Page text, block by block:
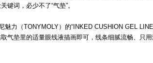
词，必少不了“气垫”。
力（TONYMOLY）的“INKED CUSHION GEL
气垫里的适量眼线液描画即可，线条细腻流畅、只